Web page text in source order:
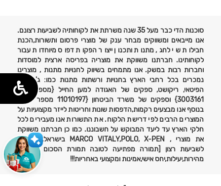
סוכנות הדי כבר מעל 35 שנה משרתת את לקוחותיה לשביעות רצונם.
אנו מייבאים ומשווקים מבחר ענק של מוצרי פרסום ותשורות,הכנת
חבילות שי לחג, מתנות ותכנון ייצור הפקות דפוס מיוחדות עבור
לקוחותינו. חברתנו משווקת את מוצריה בפריסה ארצית למוסדות
וחברות רבות במשק. אנו מתמחים בשיווק לחנויות מתנות , מוצרינו
נמכרים בכל רחבי הארץ בחנויות ורשתות מתנות כמו: ג'נטלמן,
הפיטאי, ריקושט, ספקים של האגודה למען החייל {מספר ספק
3003161} וספקים של משרד הביטחון {11010197 מספר ספק}
בנוסף אנו מבצעים רקמות,הדפסות שונות וחריטות לייזר מקצועיות על
המוצרים הרבים לפי דרישת הלקוח. את התשורות אנו מעבירים לכל
חלקי הארץ עד ליעד המבוקש על חשבוננו. כמו כן חברתנו משווקת
את מוצרי , MARCO VITALY,POLO, X-PEN בישראל. אחריות
לשביעות רצון [תמורה מפתיעה לטובה תמורת הסכום ששולם}
מהירות,יעילות,יחס אישי,אמינות ומקצועי באחריות!!!